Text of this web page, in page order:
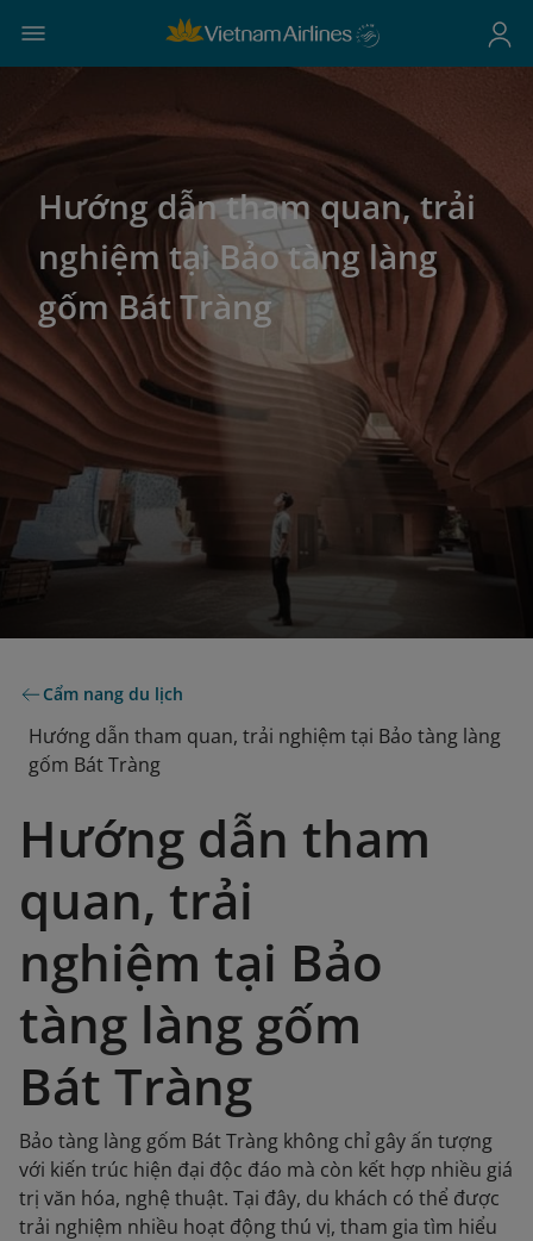
Hướng dẫn tham quan, trải
nghiệm tại Bảo tàng làng
gốm Bát Tràng
Cẩm nang du lịch
Hướng dẫn tham quan, trải nghiệm tại Bảo tàng làng
gốm Bát Tràng
Hướng dẫn tham
quan, trải
nghiệm tại Bảo
tàng làng gốm
Bát Tràng
Bảo tàng làng gốm Bát Tràng không chỉ gây ấn tượng
với kiến trúc hiện đại độc đáo mà còn kết hợp nhiều giá
trị văn hóa, nghệ thuật. Tại đây, du khách có thể được
trải nghiệm nhiều hoạt động thú vị, tham gia tìm hiểu